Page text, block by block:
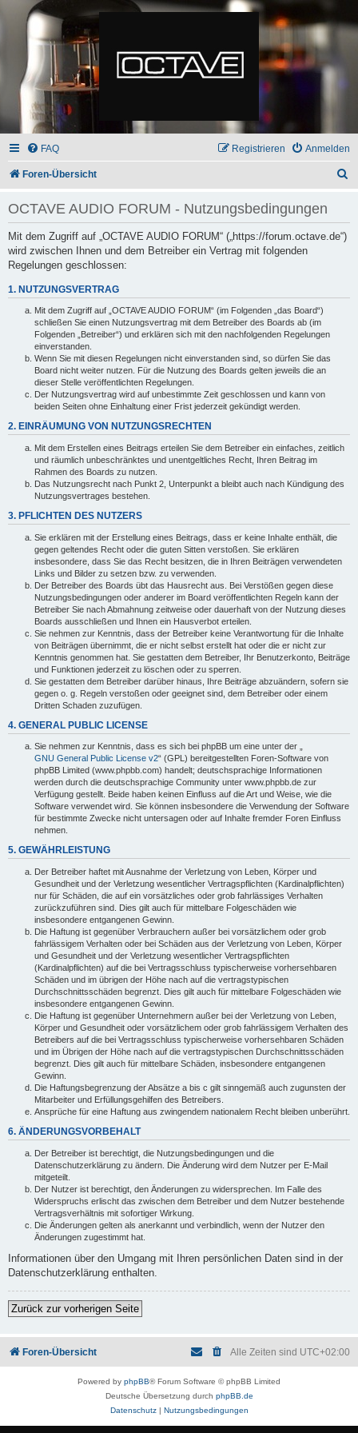
FAQ Anmelden
Registrieren
Foren-Übersicht
OCTAVE AUDIO FORUM - Nutzungsbedingungen
Mit dem Zugriff auf „OCTAVE AUDIO FORUM“ („https://forum.octave.de“)
wird zwischen Ihnen und dem Betreiber ein Vertrag mit folgenden
Regelungen geschlossen:
1. NUTZUNGSVERTRAG
Mit dem Zugriff auf „OCTAVE AUDIO FORUM“ (im Folgenden „das Board“)
schließen Sie einen Nutzungsvertrag mit dem Betreiber des Boards ab (im
Folgenden „Betreiber“) und erklären sich mit den nachfolgenden Regelungen
einverstanden.
Wenn Sie mit diesen Regelungen nicht einverstanden sind, so dürfen Sie das
Board nicht weiter nutzen. Für die Nutzung des Boards gelten jeweils die an
dieser Stelle veröffentlichten Regelungen.
Der Nutzungsvertrag wird auf unbestimmte Zeit geschlossen und kann von
beiden Seiten ohne Einhaltung einer Frist jederzeit gekündigt werden.
2. EINRÄUMUNG VON NUTZUNGSRECHTEN
Mit dem Erstellen eines Beitrags erteilen Sie dem Betreiber ein einfaches, zeitlich
und räumlich unbeschränktes und unentgeltliches Recht, Ihren Beitrag im
Rahmen des Boards zu nutzen.
Das Nutzungsrecht nach Punkt 2, Unterpunkt a bleibt auch nach Kündigung des
Nutzungsvertrages bestehen.
3. PFLICHTEN DES NUTZERS
Sie erklären mit der Erstellung eines Beitrags, dass er keine Inhalte enthält, die
gegen geltendes Recht oder die guten Sitten verstoßen. Sie erklären
insbesondere, dass Sie das Recht besitzen, die in Ihren Beiträgen verwendeten
Links und Bilder zu setzen bzw. zu verwenden.
Der Betreiber des Boards übt das Hausrecht aus. Bei Verstößen gegen diese
Nutzungsbedingungen oder anderer im Board veröffentlichten Regeln kann der
Betreiber Sie nach Abmahnung zeitweise oder dauerhaft von der Nutzung dieses
Boards ausschließen und Ihnen ein Hausverbot erteilen.
Sie nehmen zur Kenntnis, dass der Betreiber keine Verantwortung für die Inhalte
von Beiträgen übernimmt, die er nicht selbst erstellt hat oder die er nicht zur
Kenntnis genommen hat. Sie gestatten dem Betreiber, Ihr Benutzerkonto, Beiträge
und Funktionen jederzeit zu löschen oder zu sperren.
Sie gestatten dem Betreiber darüber hinaus, Ihre Beiträge abzuändern, sofern sie
gegen o. g. Regeln verstoßen oder geeignet sind, dem Betreiber oder einem
Dritten Schaden zuzufügen.
4. GENERAL PUBLIC LICENSE
Sie nehmen zur Kenntnis, dass es sich bei phpBB um eine unter der „
GNU General Public License v2“ (GPL) bereitgestellten Foren-Software von
phpBB Limited (www.phpbb.com) handelt; deutschsprachige Informationen
werden durch die deutschsprachige Community unter www.phpbb.de zur
Verfügung gestellt. Beide haben keinen Einfluss auf die Art und Weise, wie die
Software verwendet wird. Sie können insbesondere die Verwendung der Software
für bestimmte Zwecke nicht untersagen oder auf Inhalte fremder Foren Einfluss
nehmen.
5. GEWÄHRLEISTUNG
Der Betreiber haftet mit Ausnahme der Verletzung von Leben, Körper und
Gesundheit und der Verletzung wesentlicher Vertragspflichten (Kardinalpflichten)
nur für Schäden, die auf ein vorsätzliches oder grob fahrlässiges Verhalten
zurückzuführen sind. Dies gilt auch für mittelbare Folgeschäden wie
insbesondere entgangenen Gewinn.
Die Haftung ist gegenüber Verbrauchern außer bei vorsätzlichem oder grob
fahrlässigem Verhalten oder bei Schäden aus der Verletzung von Leben, Körper
und Gesundheit und der Verletzung wesentlicher Vertragspflichten
(Kardinalpflichten) auf die bei Vertragsschluss typischerweise vorhersehbaren
Schäden und im übrigen der Höhe nach auf die vertragstypischen
Durchschnittsschäden begrenzt. Dies gilt auch für mittelbare Folgeschäden wie
insbesondere entgangenen Gewinn.
Die Haftung ist gegenüber Unternehmern außer bei der Verletzung von Leben,
Körper und Gesundheit oder vorsätzlichem oder grob fahrlässigem Verhalten des
Betreibers auf die bei Vertragsschluss typischerweise vorhersehbaren Schäden
und im Übrigen der Höhe nach auf die vertragstypischen Durchschnittsschäden
begrenzt. Dies gilt auch für mittelbare Schäden, insbesondere entgangenen
Gewinn.
Die Haftungsbegrenzung der Absätze a bis c gilt sinngemäß auch zugunsten der
Mitarbeiter und Erfüllungsgehilfen des Betreibers.
Ansprüche für eine Haftung aus zwingendem nationalem Recht bleiben unberührt.
6. ÄNDERUNGSVORBEHALT
Der Betreiber ist berechtigt, die Nutzungsbedingungen und die
Datenschutzerklärung zu ändern. Die Änderung wird dem Nutzer per E-Mail
mitgeteilt.
Der Nutzer ist berechtigt, den Änderungen zu widersprechen. Im Falle des
Widerspruchs erlischt das zwischen dem Betreiber und dem Nutzer bestehende
Vertragsverhältnis mit sofortiger Wirkung.
Die Änderungen gelten als anerkannt und verbindlich, wenn der Nutzer den
Änderungen zugestimmt hat.
Informationen über den Umgang mit Ihren persönlichen Daten sind in der
Datenschutzerklärung enthalten.
Zurück zur vorherigen Seite
Foren-Übersicht Alle Zeiten sind UTC+02:00
Powered by phpBB® Forum Software © phpBB Limited
Deutsche Übersetzung durch phpBB.de
Datenschutz| Nutzungsbedingungen